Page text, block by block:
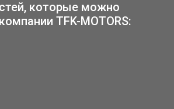
которые можно
TFK-MOTORS: